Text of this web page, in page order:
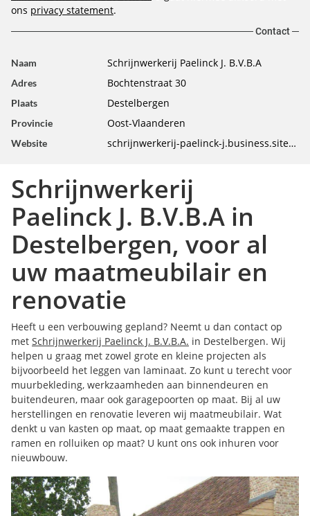
ons privacy statement.
Contact
Naam Schrijnwerkerij Paelinck J. B.V.B.A
Adres Bochtenstraat 30
Plaats Destelbergen
Provincie Oost-Vlaanderen
Website schrijnwerkerij-paelinck-j.business.site/?utm_source=gmb&utm_medium=referra
Schrijnwerkerij
Paelinck J. B.V.B.A in
Destelbergen, voor al
uw maatmeubilair en
renovatie
Heeft u een verbouwing gepland? Neemt u dan contact op
met Schrijnwerkerij Paelinck J. B.V.B.A. in Destelbergen. Wij
helpen u graag met zowel grote en kleine projecten als
bijvoorbeeld het leggen van laminaat. Zo kunt u terecht voor
muurbekleding, werkzaamheden aan binnendeuren en
buitendeuren, maar ook garagepoorten op maat. Bij al uw
herstellingen en renovatie leveren wij maatmeubilair. Wat
denkt u van kasten op maat, op maat gemaakte trappen en
ramen en rolluiken op maat? U kunt ons ook inhuren voor
nieuwbouw.